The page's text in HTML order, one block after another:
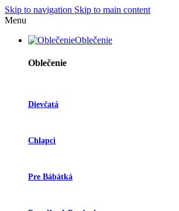
Skip to navigation Skip to main content
Menu
Oblečenie
Oblečenie
Dievčatá
Chlapci
Pre Bábätká